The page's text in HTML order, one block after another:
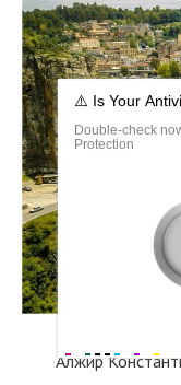
Алжир